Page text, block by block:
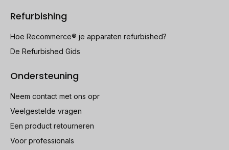
Refurbishing
Hoe Recommerce® je apparaten refurbished?
De Refurbished Gids
Ondersteuning
Neem contact met ons opr
Veelgestelde vragen
Een product retourneren
Voor professionals